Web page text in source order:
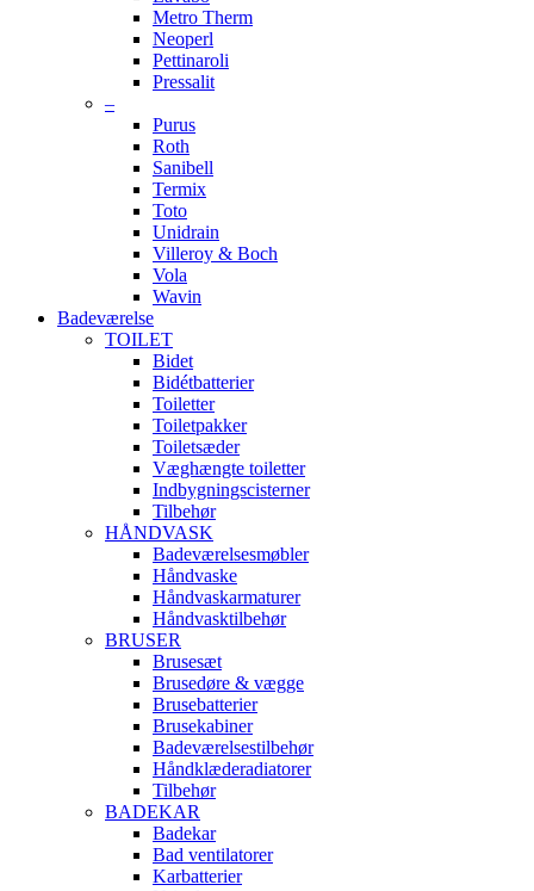
Metro Therm
Neoperl
Pettinaroli
Pressalit
–
Purus
Roth
Sanibell
Termix
Toto
Unidrain
Villeroy & Boch
Vola
Wavin
Badeværelse
TOILET
Bidet
Bidétbatterier
Toiletter
Toiletpakker
Toiletsæder
Væghængte toiletter
Indbygningscisterner
Tilbehør
HÅNDVASK
Badeværelsesmøbler
Håndvaske
Håndvaskarmaturer
Håndvasktilbehør
BRUSER
Brusesæt
Brusedøre & vægge
Brusebatterier
Brusekabiner
Badeværelsestilbehør
Håndklæderadiatorer
Tilbehør
BADEKAR
Badekar
Bad ventilatorer
Karbatterier